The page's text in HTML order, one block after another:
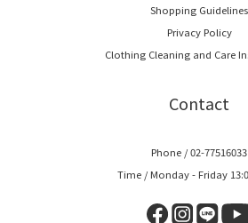
Shopping Guidelines
Privacy Policy
Clothing Cleaning and Care
Contact
Phone / 02-77516033
Time / Monday - Friday